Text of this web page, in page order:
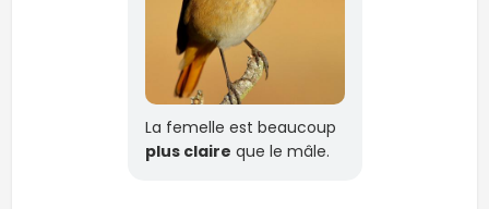
La femelle est beaucoup
plus claire que le mâle.